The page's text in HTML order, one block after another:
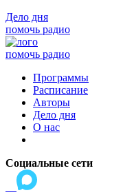
Дело дня
помочь радио
помочь радио
Программы
Расписание
Авторы
Дело дня
О нас
Социальные сети